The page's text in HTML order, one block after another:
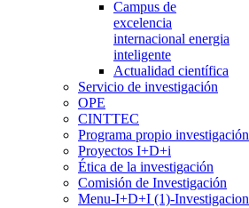
Campus de
excelencia
internacional energia
inteligente
Actualidad científica
Servicio de investigación
OPE
CINTTEC
Programa propio investigación
Proyectos I+D+i
Ética de la investigación
Comisión de Investigación
Menu-I+D+I (1)-Investigacion